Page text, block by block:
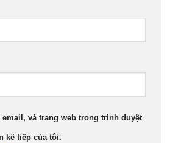
email, và trang web trong trình duyệt
kế tiếp của tôi.